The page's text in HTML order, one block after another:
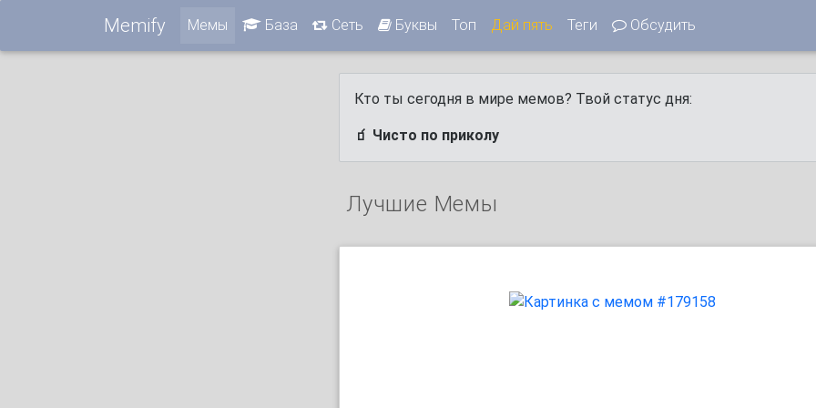
Memify Мемы База Сеть Буквы Топ Дай пять Теги Обсудить
Кто ты сегодня в мире мемов? Твой статус дня:
🧃 Чисто по приколу
Лучшие Мемы